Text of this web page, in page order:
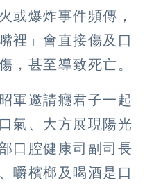
或爆炸事件頻傳，
裡」會直接傷及口
，甚至導致死亡。
軍邀請癮君子一起
氣、大方展現陽光
口腔健康司副司長
嚼檳榔及喝酒是口